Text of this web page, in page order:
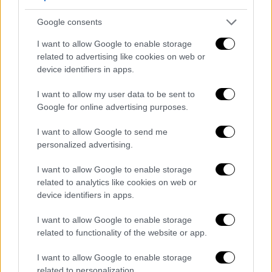
Google consents
I want to allow Google to enable storage
related to advertising like cookies on web or
device identifiers in apps.
I want to allow my user data to be sent to
Google for online advertising purposes.
I want to allow Google to send me
personalized advertising.
I want to allow Google to enable storage
related to analytics like cookies on web or
device identifiers in apps.
I want to allow Google to enable storage
related to functionality of the website or app.
I want to allow Google to enable storage
related to personalization.
σημαντικά σε σύγκριση με την ομάδα
ελέγχου, ενώοι χρήστες του Instagram
κατέγραψαν επίσης άνοδο, αλλά μικρότερη.
Η συναισθηματική τους κατάσταση
όμως δεν επιβεβαιώθηκε με αυστηρότερους
στατιστικούς ελέγχους.
Παράλληλα, τα μεγαλύτερα οφέλη από το
Facebookκαταγράφηκαν σε χρήστες άνω
των 35 ετών, σε αναποφάσιστους
ψηφοφόρους και σε άτομα χωρίς
πανεπιστημιακό πτυχίο.
περίπτωση του Instagram,οι πιο έντονες
βελτιώσεις εντοπίστηκαν σε γυναίκες